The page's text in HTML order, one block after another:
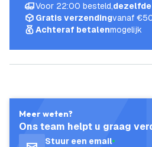
Voor 22:00 besteld,
Gratis verzendingvanaf
Achteraf betalenmogelijk
Meer weten?
Ons team helpt u graag
Stuur een email